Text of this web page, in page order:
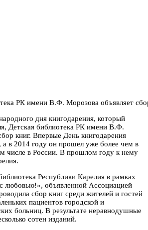
РК имени В.Ф. Морозова объявляет
дня книгодарения, который
Детская библиотека РК имени В.Ф.
книг. Впервые День книгодарения
а в 2014 году он прошел уже более чем в
числе в России. В прошлом году к нему
Республики Карелия в рамках
любовью!», объявленной Ассоциацией
сбор книг среди жителей и гостей
пациентов городской и
больниц. В результате неравнодушные
сотен изданий.